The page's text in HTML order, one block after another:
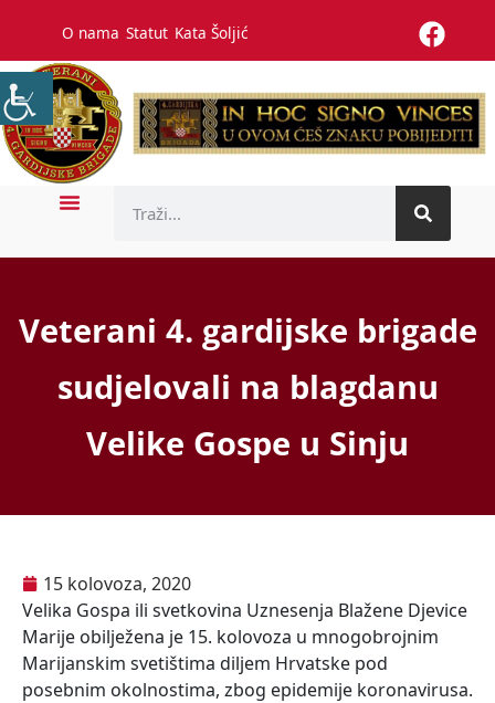
O nama Statut Kata Šoljić
Veterani 4. gardijske brigade
sudjelovali na blagdanu
Velike Gospe u Sinju
15 kolovoza, 2020
Velika Gospa ili svetkovina Uznesenja Blažene Djevice
Marije obilježena je 15. kolovoza u mnogobrojnim
Marijanskim svetištima diljem Hrvatske pod
posebnim okolnostima, zbog epidemije koronavirusa.